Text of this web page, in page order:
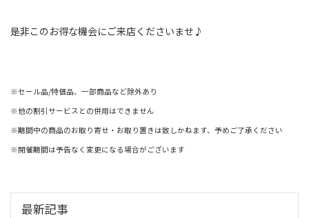
是非このお得な機会にご来店くださいませ♪
※セール品/特価品、一部商品など除外あり
※他の割引サービスとの併用はできません
※期間中の商品のお取り寄せ・お取り置きは致しかねます、予めご了承ください
※開催期間は予告なく変更になる場合がございます
最新記事